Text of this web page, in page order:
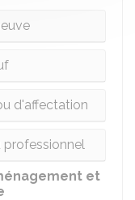
d'affectation
professionnel
et